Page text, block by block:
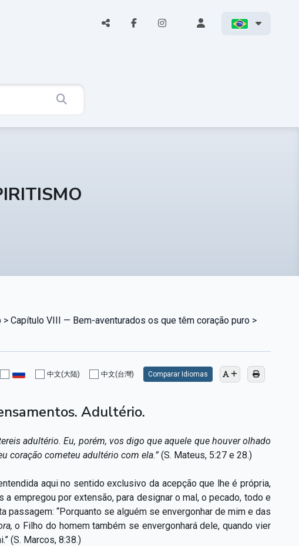
Capítulo VIII — Bem-aventurados os que têm coração puro >
中文(大陆) 中文(台灣) Comparar Idiomas
Adultério.
adultério. Eu, porém, vos digo que aquele que houver olhado
coração cometeu adultério com ela.” (S. Mateus, 5:27 e 28.)
aqui no sentido exclusivo da acepção que lhe é própria,
empregou por extensão, para designar o mal, o pecado, todo e
passagem: “Porquanto se alguém se envergonhar de mim e das
o Filho do homem também se envergonhará dele, quando vier
(S. Marcos, 8:38.)